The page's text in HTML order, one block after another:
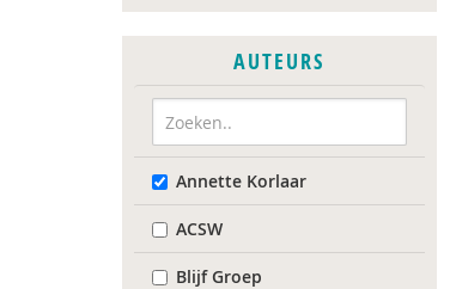
AUTEURS
Annette Korlaar
ACSW
Blijf Groep